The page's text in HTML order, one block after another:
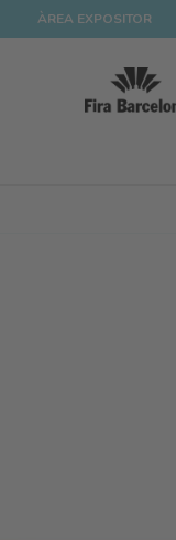
ÀREA EXPOSITOR